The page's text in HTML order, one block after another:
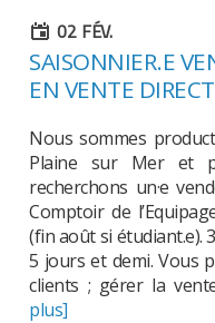
02 FÉV.
SAISONNIER.E
EN VENTE
Nous sommes
Plaine sur Mer et
recherchons un·e
Comptoir de
(fin août si étudiant.e).
5 jours et demi. Vous
clients ; gérer la
plus]